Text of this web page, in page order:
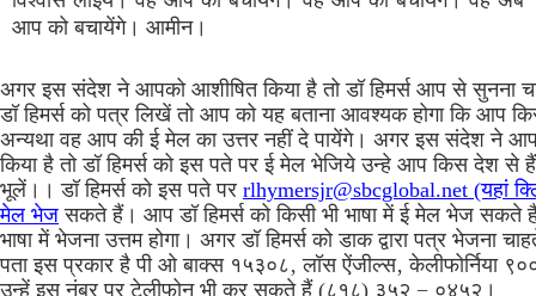
आप को बचायेंगे। आमीन।
अगर इस संदेश ने आपको आशीषित किया है तो डॉ हिमर्स आप से सुनना
डॉ हिमर्स को पत्र लिखें तो आप को यह बताना आवश्यक होगा कि आप
अन्यथा वह आप की ई मेल का उत्तर नहीं दे पायेंगे। अगर इस संदेश ने
किया है तो डॉ हिमर्स को इस पते पर ई मेल भेजिये उन्हे आप किस देश से
भूलें।। डॉ हिमर्स को इस पते पर rlhymersjr@sbcglobal.net (यहां
मेल भेज सकते हैं। आप डॉ हिमर्स को किसी भी भाषा में ई मेल भेज सकते
भाषा में भेजना उत्तम होगा। अगर डॉ हिमर्स को डाक द्वारा पत्र भेजना
पता इस प्रकार है पी ओ बाक्स १५३०८‚ लॉस ऐंजील्स‚ केलीफोर्निया
उन्हें इस नंबर पर टेलीफोन भी कर सकते हैं (८१८) ३५२ − ०४५२।